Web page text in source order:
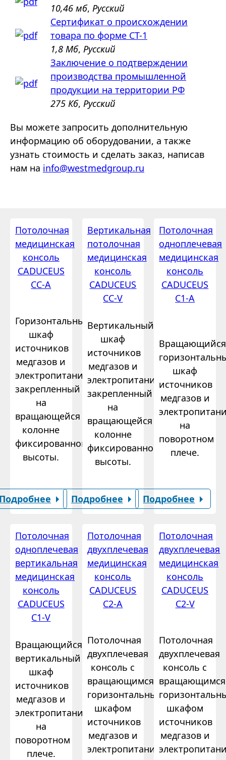
10,46 мб, Русский
Сертификат о происхождении
товара по форме СТ-1
1,8 Мб, Русский
Заключение о подтверждении
производства промышленной
продукции на территории РФ
275 Кб, Русский
Вы можете запросить дополнительную
информацию об оборудовании, а также
узнать стоимость и сделать заказ, написав
нам на info@westmedgroup.ru
Потолочная
медицинская
консоль
CADUCEUS
CC-A
Горизонтальный
шкаф
источников
медгазов и
электропитания,
закрепленный
на
вращающейся
колонне
фиксированной
высоты.
Вертикальная
потолочная
медицинская
консоль
CADUCEUS
CC-V
Вертикальный
шкаф
источников
медгазов и
электропитания,
закрепленный
на
вращающейся
колонне
фиксированной
высоты.
Подробнее
Потолочная
одноплечевая
медицинская
консоль
CADUCEUS
C1-A
Вращающийся
шкаф
источников
медгазов и
на
поворотном
плече.
Подробнее
Потолочная
одноплечевая
вертикальная
медицинская
консоль
CADUCEUS
C1-V
Вращающийся
вертикальный
шкаф
источников
медгазов и
электропитания
на
поворотном
плече.
Потолочная
двухплечевая
медицинская
консоль
CADUCEUS
C2-A
Потолочная
двухплечевая
консоль с
вращающимся
горизонтальным
шкафом
источников
медгазов и
электропитания.
Потолочная
двухплечевая
медицинская
консоль
CADUCEUS
C2-V
Потолочная
двухплечевая
консоль с
вращающимся
шкафом
источников
медгазов и